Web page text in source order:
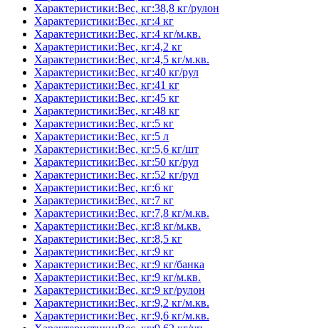
Характеристики:Вес, кг:38,8 кг/рулон
Характеристики:Вес, кг:4 кг
Характеристики:Вес, кг:4 кг/м.кв.
Характеристики:Вес, кг:4,2 кг
Характеристики:Вес, кг:4,5 кг/м.кв.
Характеристики:Вес, кг:40 кг/рул
Характеристики:Вес, кг:41 кг
Характеристики:Вес, кг:45 кг
Характеристики:Вес, кг:48 кг
Характеристики:Вес, кг:5 кг
Характеристики:Вес, кг:5 л
Характеристики:Вес, кг:5,6 кг/шт
Характеристики:Вес, кг:50 кг/рул
Характеристики:Вес, кг:52 кг/рул
Характеристики:Вес, кг:6 кг
Характеристики:Вес, кг:7 кг
Характеристики:Вес, кг:7,8 кг/м.кв.
Характеристики:Вес, кг:8 кг/м.кв.
Характеристики:Вес, кг:8,5 кг
Характеристики:Вес, кг:9 кг
Характеристики:Вес, кг:9 кг/банка
Характеристики:Вес, кг:9 кг/м.кв.
Характеристики:Вес, кг:9 кг/рулон
Характеристики:Вес, кг:9,2 кг/м.кв.
Характеристики:Вес, кг:9,6 кг/м.кв.